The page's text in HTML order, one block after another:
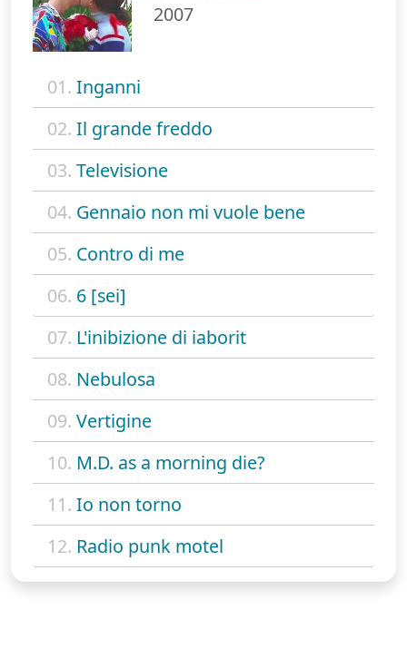
2007
01. Inganni
02. Il grande freddo
03. Televisione
04. Gennaio non mi vuole bene
05. Contro di me
06. 6 [sei]
07. L'inibizione di iaborit
08. Nebulosa
09. Vertigine
10. M.D. as a morning die?
11. Io non torno
12. Radio punk motel